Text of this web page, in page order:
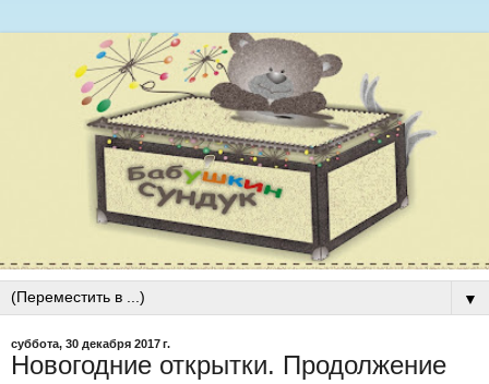
▼
суббота, 30 декабря 2017 г.
Новогодние открытки. Продолжение